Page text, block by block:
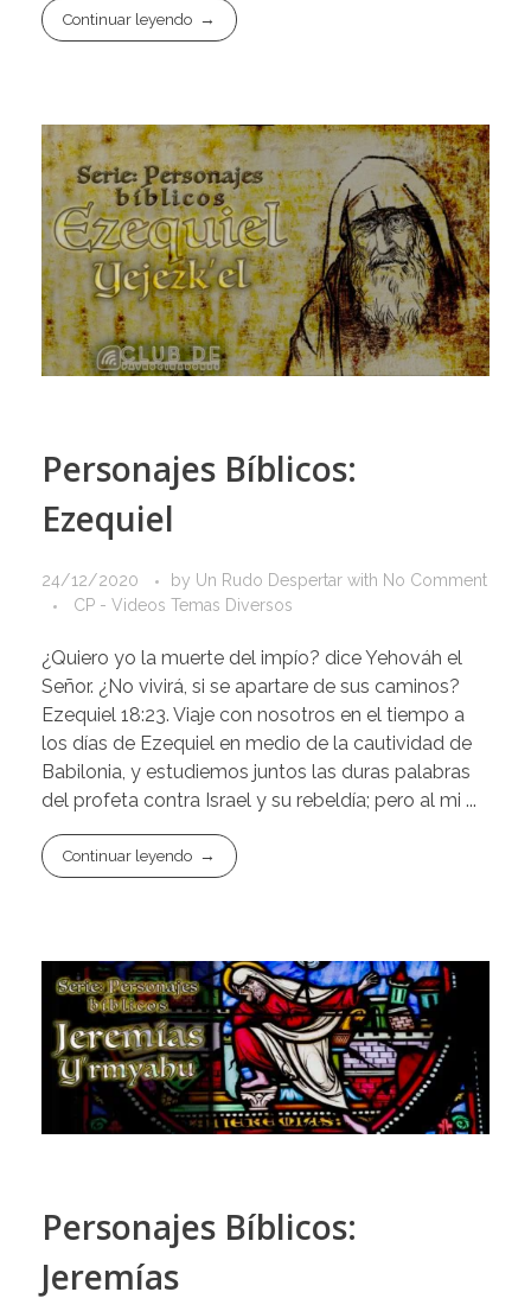
Continuar leyendo
Personajes Bíblicos:
Ezequiel
24/12/2020 by Un Rudo Despertar with No Comment
CP - Videos Temas Diversos
¿Quiero yo la muerte del impío? dice Yehováh el
Señor. ¿No vivirá, si se apartare de sus caminos?
Ezequiel 18:23. Viaje con nosotros en el tiempo a
los días de Ezequiel en medio de la cautividad de
Babilonia, y estudiemos juntos las duras palabras
del profeta contra Israel y su rebeldía; pero al mi ...
Continuar leyendo
Personajes Bíblicos:
Jeremías